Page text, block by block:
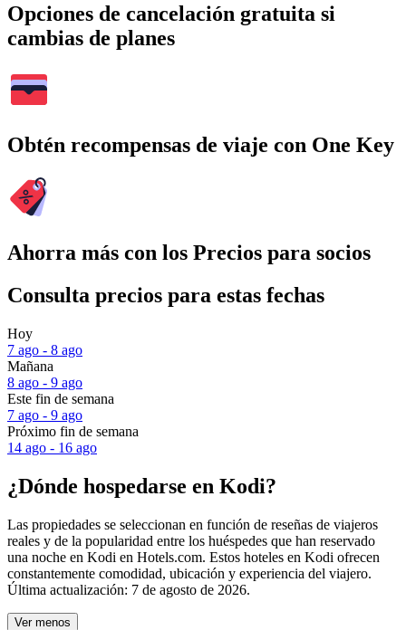
Opciones de cancelación gratuita si
cambias de planes
Obtén recompensas de viaje con One Key
Ahorra más con los Precios para socios
Consulta precios para estas fechas
Hoy
7 ago - 8 ago
Mañana
8 ago - 9 ago
Este fin de semana
7 ago - 9 ago
Próximo fin de semana
14 ago - 16 ago
¿Dónde hospedarse en Kodi?
Las propiedades se seleccionan en función de reseñas de viajeros
reales y de la popularidad entre los huéspedes que han reservado
una noche en Kodi en Hotels.com. Estos hoteles en Kodi ofrecen
constantemente comodidad, ubicación y experiencia del viajero.
Última actualización: 7 de agosto de 2026.
Ver menos